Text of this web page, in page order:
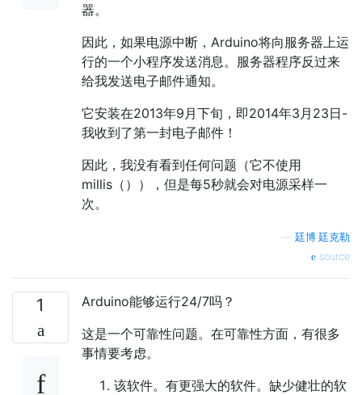
器。
因此，如果电源中断，Arduino将向服务器上运
行的一个小程序发送消息。服务器程序反过来
给我发送电子邮件通知。
它安装在2013年9月下旬，即2014年3月23日-
我收到了第一封电子邮件！
因此，我没有看到任何问题（它不使用
millis（）），但是每5秒就会对电源采样一
次。
廷博·廷克勒
source
1
Arduino能够运行24/7吗？
这是一个可靠性问题。在可靠性方面，有很多
事情要考虑。
该软件。有更强大的软件。缺少健壮的软